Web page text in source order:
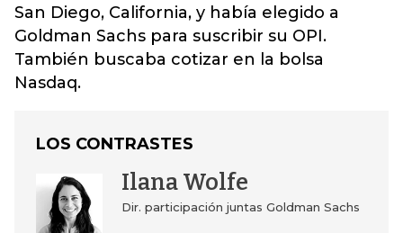
San Diego, California, y había elegido a
Goldman Sachs para suscribir su OPI.
También buscaba cotizar en la bolsa
Nasdaq.
LOS CONTRASTES
Ilana Wolfe
Dir. participación juntas Goldman Sachs